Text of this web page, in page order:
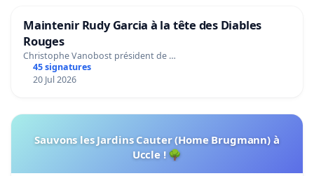
Maintenir Rudy Garcia à la tête des Diables
Rouges
Christophe Vanobost président de …
45 signatures
20 Jul 2026
Sauvons les Jardins Cauter (Home Brugmann) à
Uccle ! 🌳